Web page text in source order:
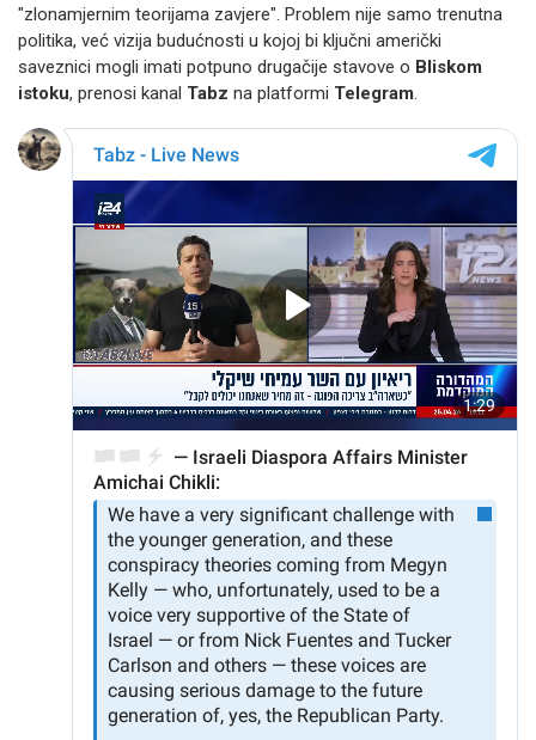
"zlonamjernim teorijama zavjere". Problem nije samo trenutna
politika, već vizija budućnosti u kojoj bi ključni američki
saveznici mogli imati potpuno drugačije stavove o Bliskom
istoku, prenosi kanal Tabz na platformi Telegram.